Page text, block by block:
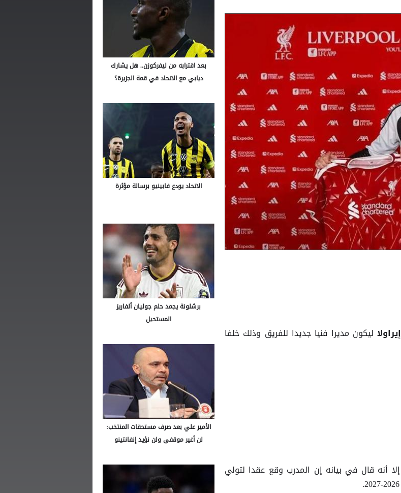
إيراولا ليكون مديرا فنيا جديدا للفريق وذلك خلفا
إلا أنه قال في بيانه إن المدرب وقع عقدا لتولي
بعد اقترابه من ليفركوزن.. هل يشارك
ديابي مع الاتحاد في قمة الجزيرة؟
الاتحاد يودع فابينيو برسالة مؤثرة
برشلونة يجمد حلم جوليان ألفاريز
المستحيل
الأمير علي بعد صرف مستحقات المنتخب:
لن أغير موقفي ولن نؤيد إنفانتينو